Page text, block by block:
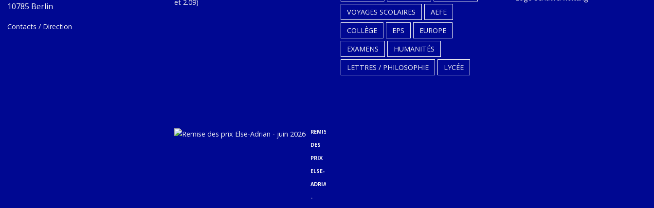
10785 Berlin
Contacts / Direction
RENTRÉE
(31.08,
REMISE
DES
PRIX
ELSE-
ADRIAN
-
VOYAGES SCOLAIRES
AEFE
COLLÈGE
EPS
EUROPE
EXAMENS
HUMANITÉS
LETTRES / PHILOSOPHIE
LYCÉE